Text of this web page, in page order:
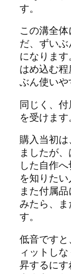
す。
この溝全
だ、ずい
になりま
はめ込む
ぶん使いや
同じく、
を受けます。
購入当初
ましたが
した自作
を知りたい
また付属
みたら、ま
す。
低音です
ィットし
昇するに